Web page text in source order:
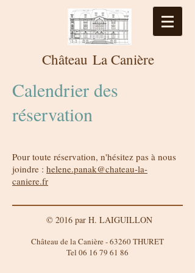
Château La Canière
Calendrier des
réservation
Pour toute réservation, n'hésitez pas à nous
joindre : helene.panak@chateau-la-
caniere.fr
© 2016 par H. LAIGUILLON
Château de la Canière - 63260 THURET
Tel 06 16 79 61 86